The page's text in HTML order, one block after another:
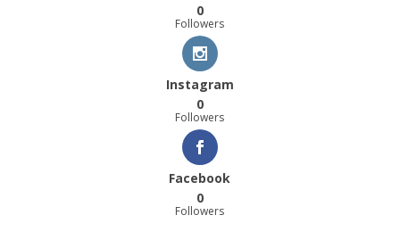
0
Followers
Instagram
0
Followers
Facebook
0
Followers